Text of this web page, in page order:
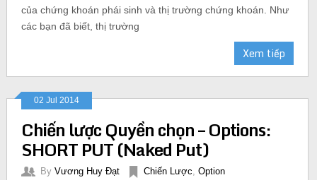
của chứng khoán phái sinh và thị trường chứng khoán. Như
các bạn đã biết, thị trường
Xem tiếp
02 Jul 2014
Chiến lược Quyền chọn – Options:
SHORT PUT (Naked Put)
By Vương Huy Đạt Chiến Lược Option